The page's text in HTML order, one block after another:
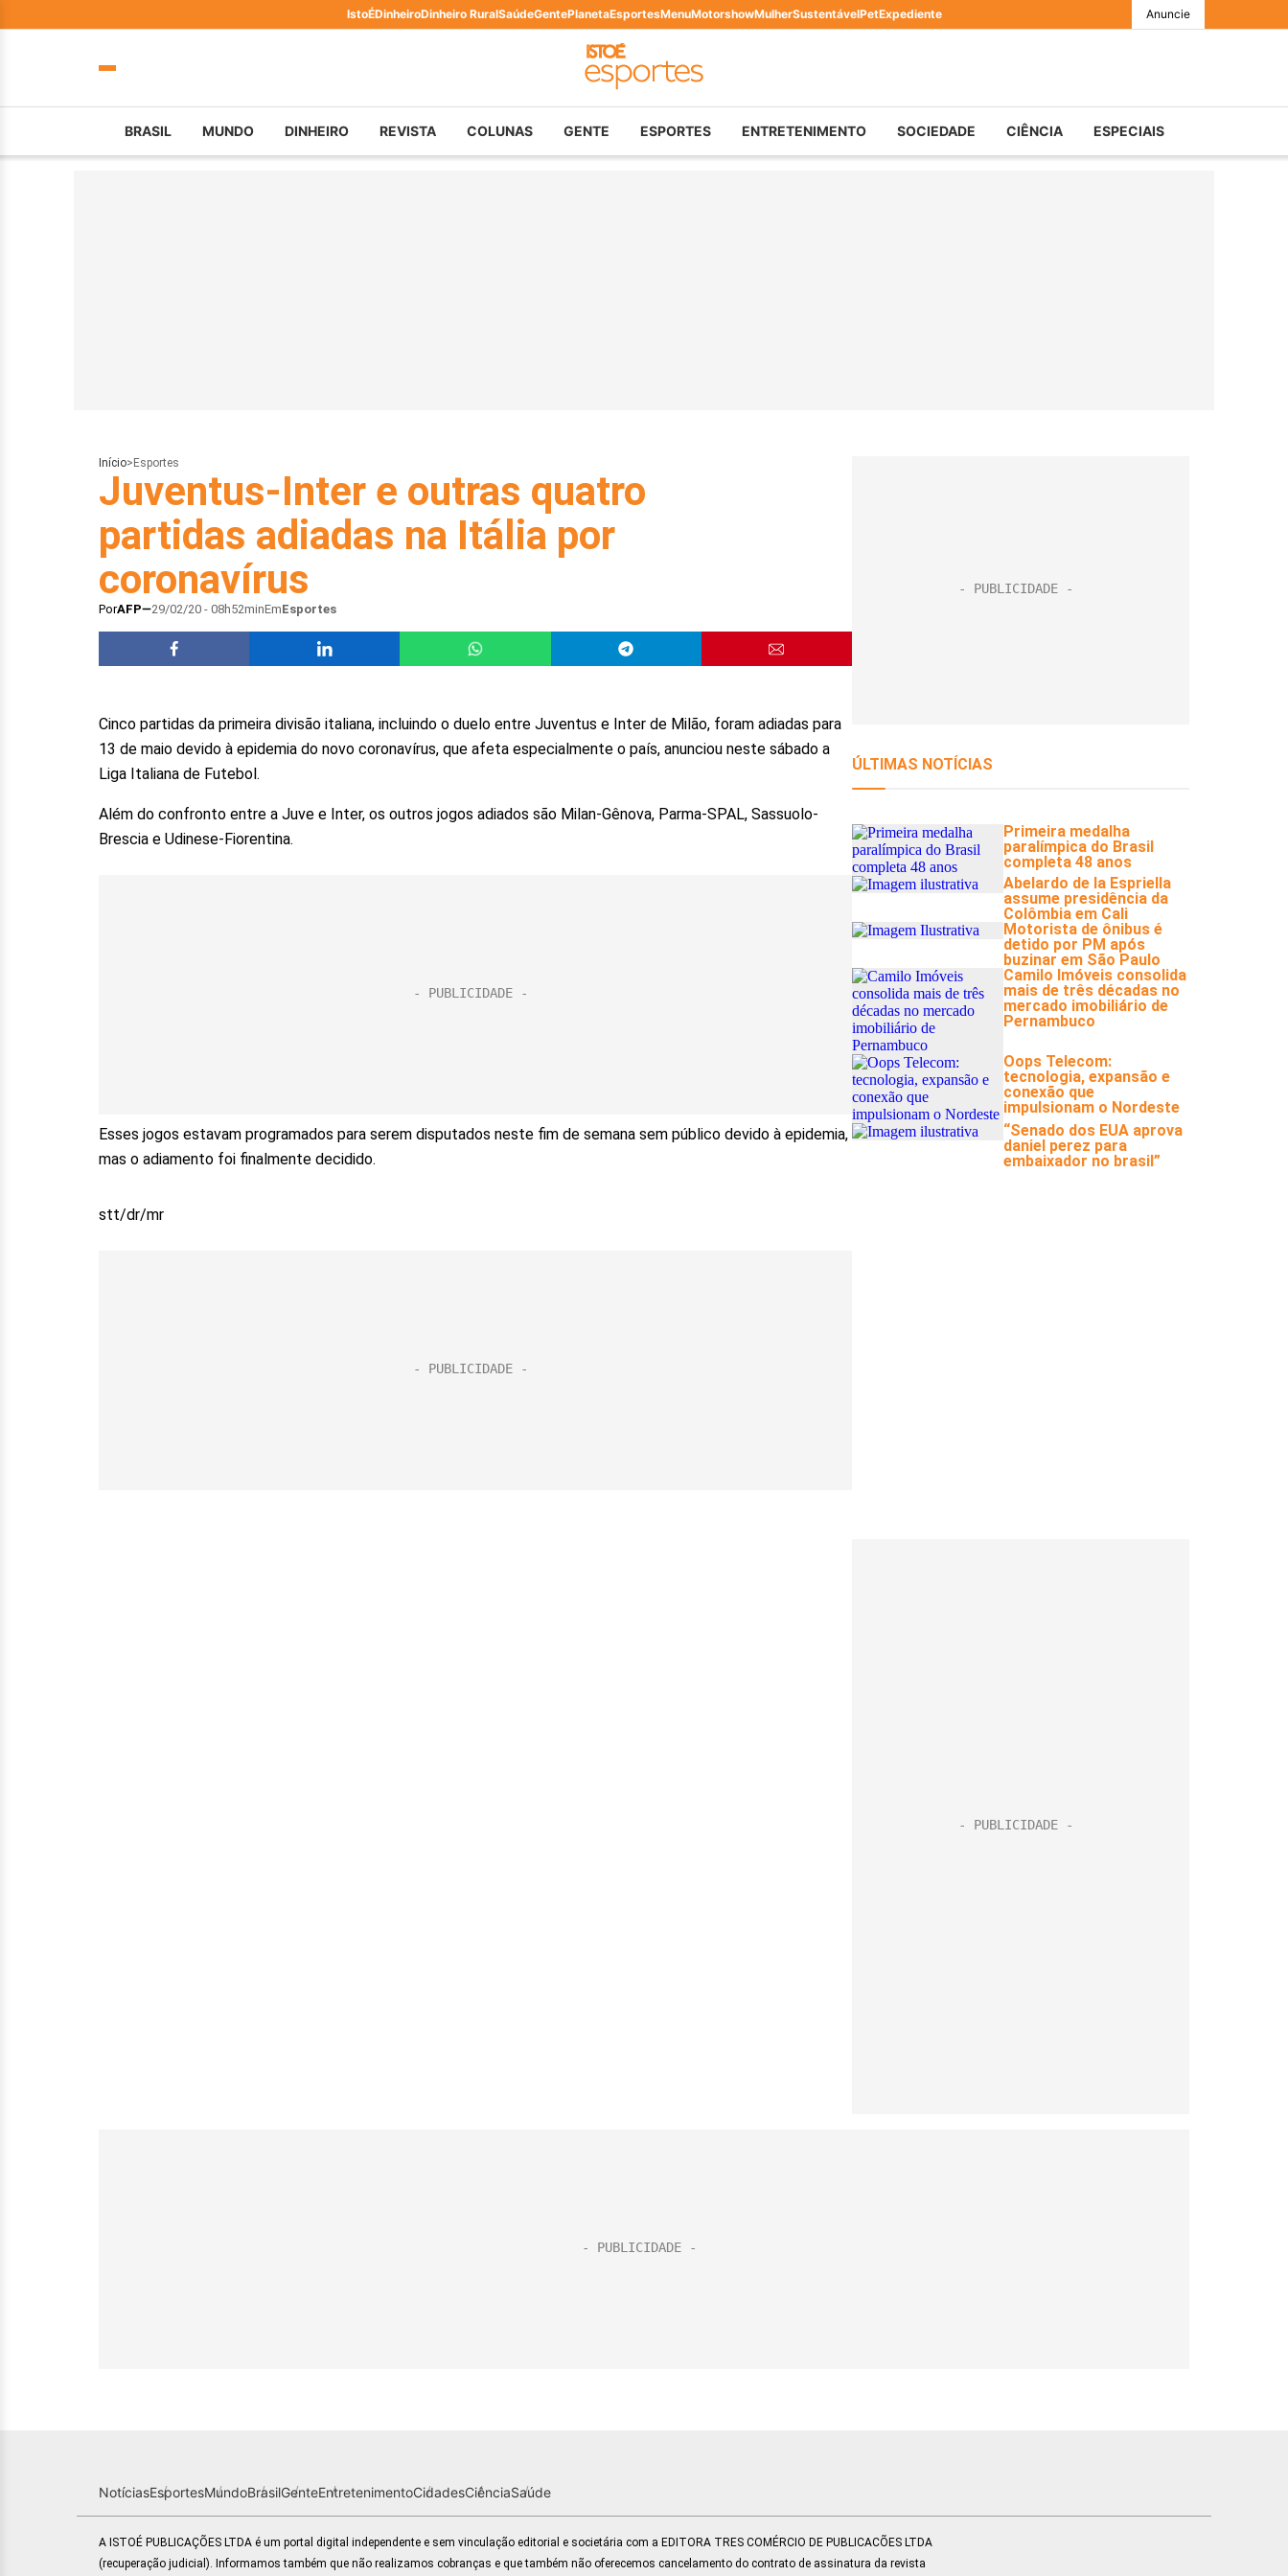
IstoÉDinheiroDinheiro RuralSaúdeGentePlanetaEsportesMenuMotorshowMulherSustentávelPetExpediente Anuncie
BRASIL MUNDO DINHEIRO REVISTA COLUNAS GENTE ESPORTES ENTRETENIMENTO SOCIEDADE CIÊNCIA ESPECIAIS
Início> Esportes
Juventus-Inter e outras quatro
partidas adiadas na Itália por
coronavírus
PorAFP 29/02/20 - 08h52minEmEsportes
Cinco partidas da primeira divisão italiana, incluindo o duelo entre Juventus e Inter de Milão, foram adiadas para
13 de maio devido à epidemia do novo coronavírus, que afeta especialmente o país, anunciou neste sábado a
Liga Italiana de Futebol.
Além do confronto entre a Juve e Inter, os outros jogos adiados são Milan-Gênova, Parma-SPAL, Sassuolo-
Brescia e Udinese-Fiorentina.
Esses jogos estavam programados para serem disputados neste fim de semana sem público devido à epidemia,
mas o adiamento foi finalmente decidido.
stt/dr/mr
NotíciasEsportesMundoBrasilGenteEntretenimentoCidadesCiênciaSaúde
A ISTOÉ PUBLICAÇÕES LTDA é um portal digital independente e sem vinculação editorial e societária com a EDITORA TRES COMÉRCIO DE PUBLICACÕES LTDA
(recuperação judicial). Informamos também que não realizamos cobranças e que também não oferecemos cancelamento do contrato de assinatura da revista